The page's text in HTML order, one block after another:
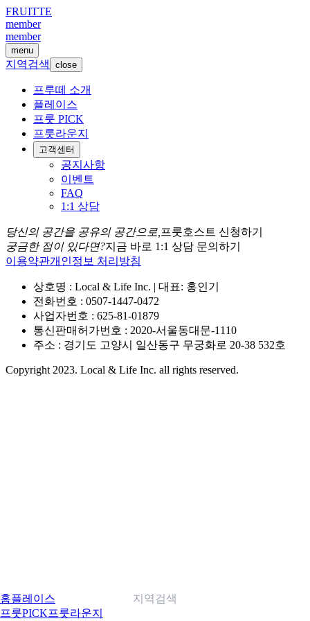
FRUITTE
member
member
menu
지역검색 close
프루떼 소개
플레이스
프룻 PICK
프룻라운지
고객센터
공지사항
이벤트
FAQ
1:1 상담
당신의 공간을 공유의 공간으로, 프룻호스트 신청하기
궁금한 점이 있다면?지금 바로 1:1 상담 문의하기
이용약관개인정보 처리방침
상호명 : Local & Life Inc. | 대표: 홍인기
전화번호 : 0507-1447-0472
사업자번호 : 625-81-01879
통신판매허가번호 : 2020-서울동대문-1110
주소 : 경기도 고양시 일산동구 무궁화로 20-38 532호
Copyright 2023. Local & Life Inc. all rights reserved.
홈플레이스
프룻PICK프룻라운지
지역검색